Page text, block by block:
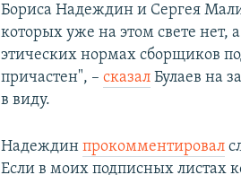
Бориса Надеждин и Сергея
которых уже на этом свете нет,
этических нормах сборщиков
причастен", –сказал Булаев на
в виду.
Надеждинпрокомментировал
Если в моих подписных листах